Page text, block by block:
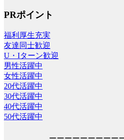
PRポイント
福利厚生充実
友達同士歓迎
U・Iターン歓迎
男性活躍中
女性活躍中
20代活躍中
30代活躍中
40代活躍中
50代活躍中
ーーーーーーーーー